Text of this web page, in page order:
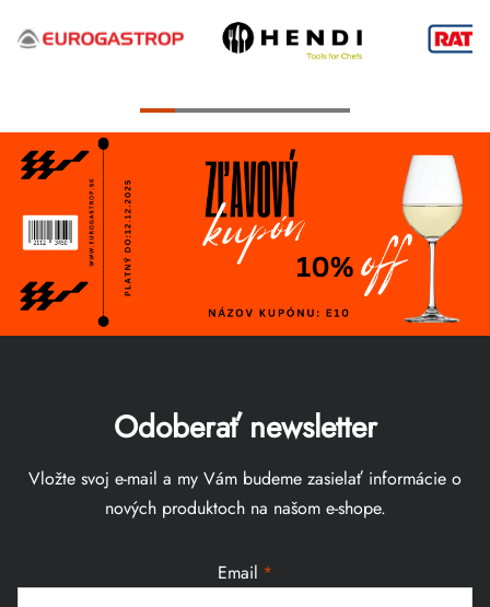
Odoberať newsletter
Vložte svoj e-mail a my Vám budeme zasielať informácie o
nových produktoch na našom e-shope.
Email